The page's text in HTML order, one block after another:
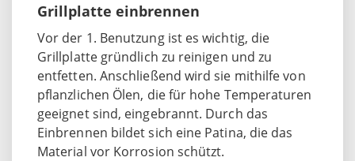
Grillplatte einbrennen
Vor der 1. Benutzung ist es wichtig, die
Grillplatte gründlich zu reinigen und zu
entfetten. Anschließend wird sie mithilfe von
pflanzlichen Ölen, die für hohe Temperaturen
geeignet sind, eingebrannt. Durch das
Einbrennen bildet sich eine Patina, die das
Material vor Korrosion schützt.